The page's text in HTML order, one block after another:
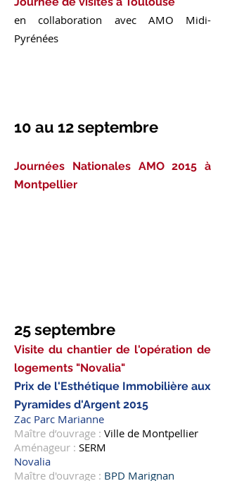
en collaboration avec AMO Midi-
Pyrénées
10 au 12 septembre
Journées Nationales AMO 2015 à
Montpellier
25 septembre
Visite du chantier de l'opération de
logements "Novalia"
Prix de l'Esthétique Immobilière aux
Pyramides d'Argent 2015
Zac Parc Marianne
Maître d’ouvrage : Ville de Montpellier
Aménageur : SERM
Novalia
Maître d'ouvrage : BPD Marignan